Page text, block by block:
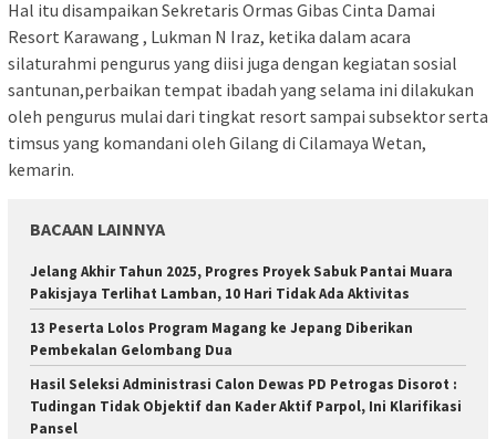
Hal itu disampaikan Sekretaris Ormas Gibas Cinta Damai
Resort Karawang , Lukman N Iraz, ketika dalam acara
silaturahmi pengurus yang diisi juga dengan kegiatan sosial
santunan,perbaikan tempat ibadah yang selama ini dilakukan
oleh pengurus mulai dari tingkat resort sampai subsektor serta
timsus yang komandani oleh Gilang di Cilamaya Wetan,
kemarin.
BACAAN LAINNYA
Jelang Akhir Tahun 2025, Progres Proyek Sabuk Pantai Muara
Pakisjaya Terlihat Lamban, 10 Hari Tidak Ada Aktivitas
13 Peserta Lolos Program Magang ke Jepang Diberikan
Pembekalan Gelombang Dua
Hasil Seleksi Administrasi Calon Dewas PD Petrogas Disorot :
Tudingan Tidak Objektif dan Kader Aktif Parpol, Ini Klarifikasi
Pansel